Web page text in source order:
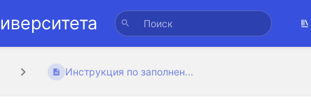
Инструкция по заполнен...